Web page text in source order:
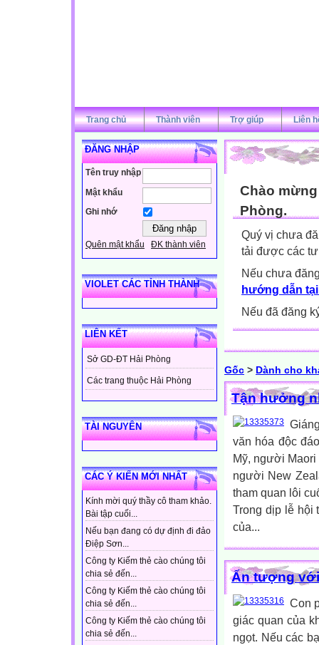
Trang chủ Thành viên Trợ giúp Liên
ĐĂNG NHẬP
Tên truy nhập
Mật khẩu
Ghi nhớ
Quên mật khẩu ĐK thành viên
VIOLET CÁC TỈNH THÀNH
LIÊN KẾT
Sở GD-ĐT Hải Phòng
Các trang thuộc Hải Phòng
TÀI NGUYÊN
CÁC Ý KIẾN MỚI NHẤT
Kính mời quý thầy cô tham khảo.
Bài tập cuối...
Nếu bạn đang có dự định đi đảo
Điệp Sơn...
Công ty Kiếm thẻ cào chúng tôi
chia sẻ đến...
Công ty Kiếm thẻ cào chúng tôi
chia sẻ đến...
Công ty Kiếm thẻ cào chúng tôi
chia sẻ đến...
Chào
Phòng.
Quý vị chưa
tải được các
Nếu chưa
hướng dẫn
Nếu đã đăng
Gốc > Dành cho
Tận hưởng
văn hóa độc
Mỹ, người Maori
người New
tham quan lôi
Trong dịp lễ hội
của...
Ấn tượng
Con
giác quan của
ngọt. Nếu các